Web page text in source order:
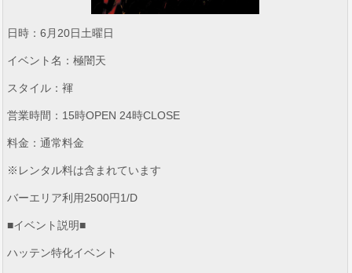
日時：6月20日土曜日
イベント名：極闇天
スタイル：褌
営業時間：15時OPEN 24時CLOSE
料金：通常料金
※レンタル料は含まれています
バーエリア利用2500円1/D
■イベント説明■
ハッテン特化イベント